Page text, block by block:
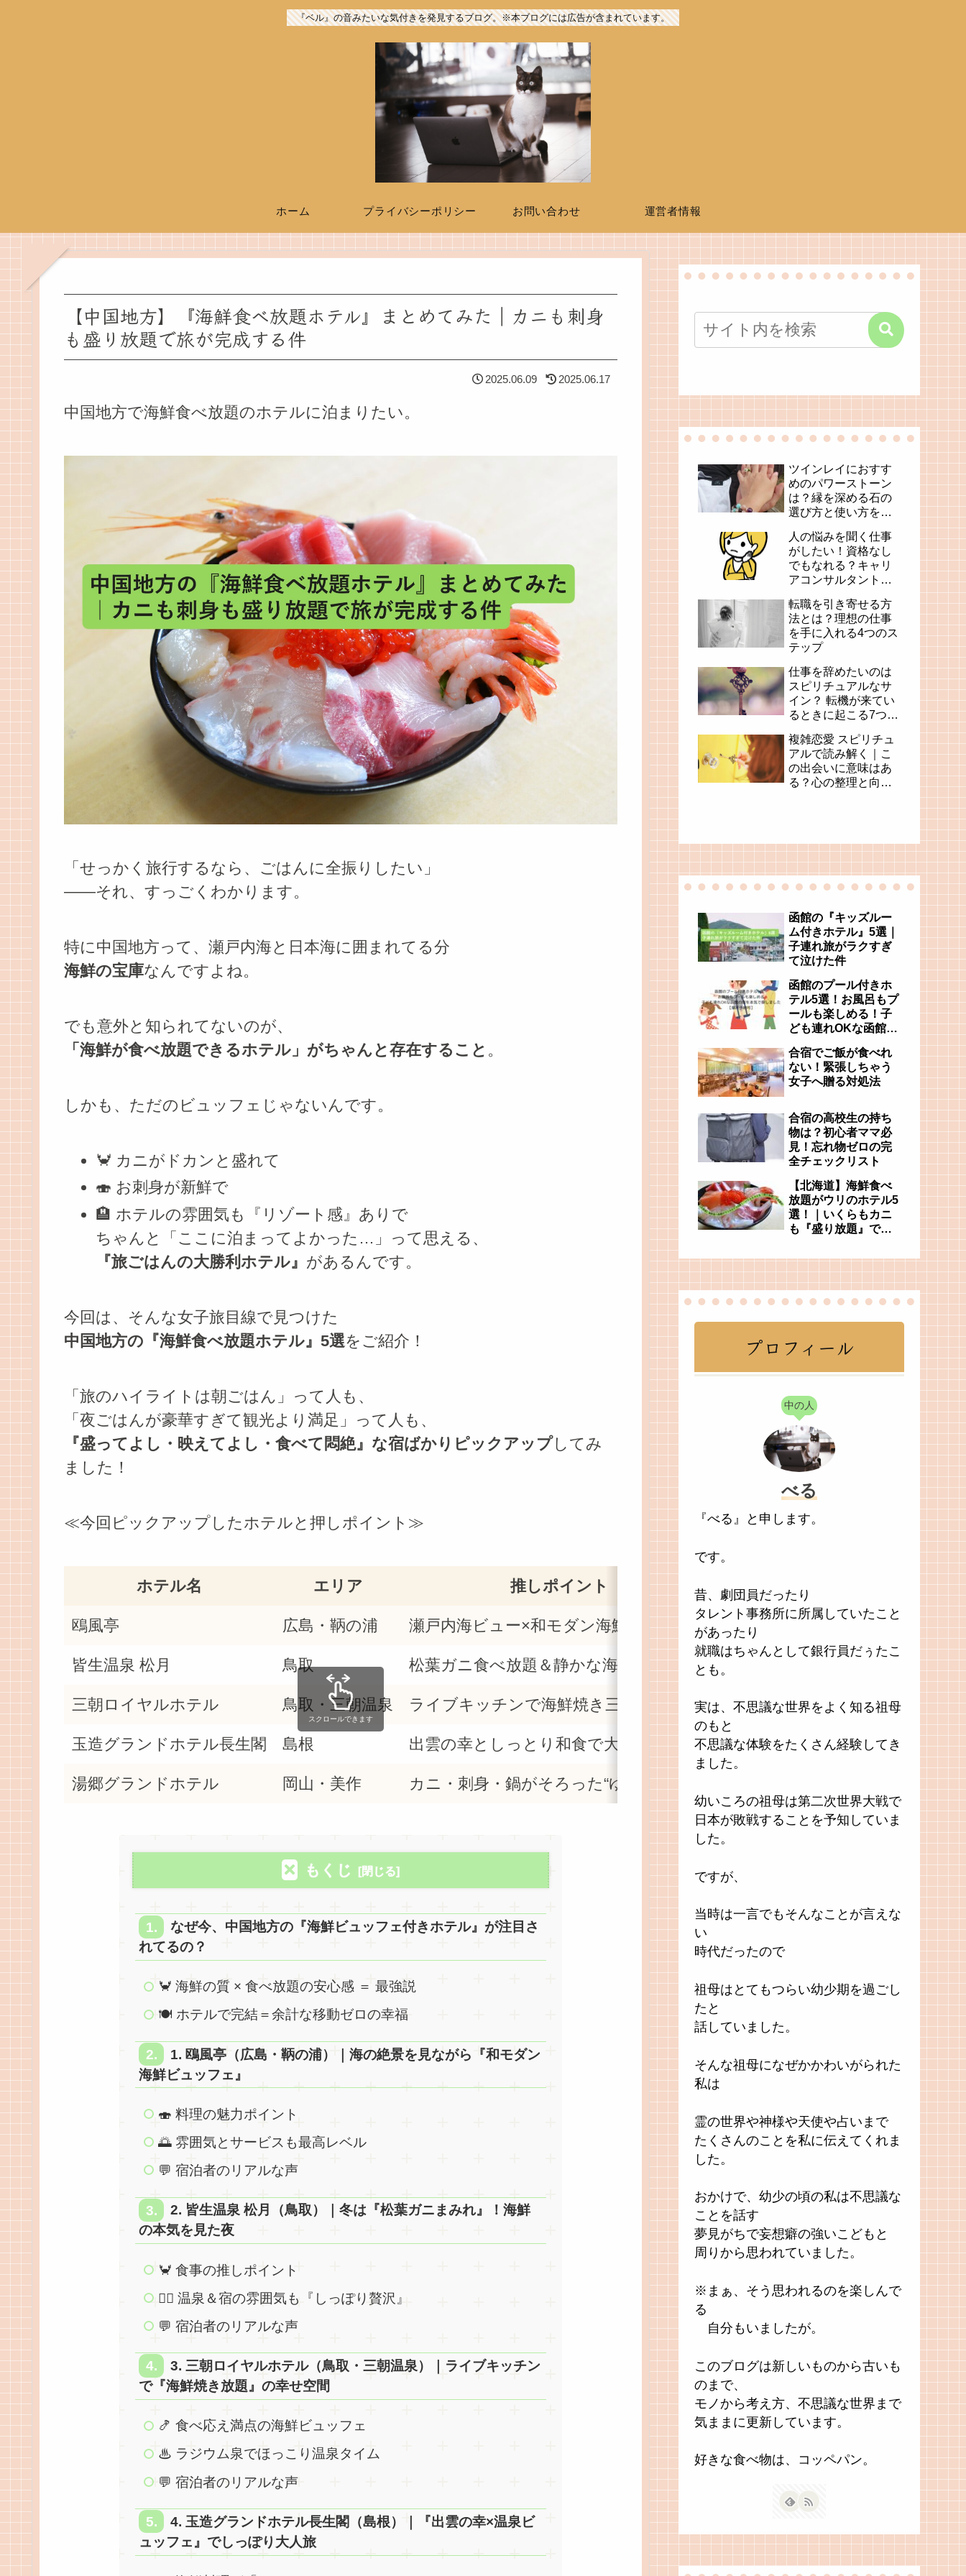
『ベル』の音みたいな気付きを発見するブログ。※本ブログには広告が含まれています。
ホーム プライバシーポリシー お問い合わせ 運営者情報
【中国地方】『海鮮食べ放題ホテル』まとめてみた｜カニも刺身
も盛り放題で旅が完成する件
2025.06.09 2025.06.17
中国地方で海鮮食べ放題のホテルに泊まりたい。
「せっかく旅行するなら、ごはんに全振りしたい」
——それ、すっごくわかります。
特に中国地方って、瀬戸内海と日本海に囲まれてる分
海鮮の宝庫なんですよね。
でも意外と知られてないのが、
「海鮮が食べ放題できるホテル」がちゃんと存在すること 。
しかも、ただのビュッフェじゃないんです。
🦀 カニがドカンと盛れて
🍣 お刺身が新鮮で
🏨 ホテルの雰囲気も『リゾート感』ありで
ちゃんと「ここに泊まってよかった…」って思える、
『旅ごはんの大勝利ホテル』 があるんです。
今回は、そんな女子旅目線で見つけた
中国地方の『海鮮食べ放題ホテル』5選をご紹介！
「旅のハイライトは朝ごはん」って人も、
「夜ごはんが豪華すぎて観光より満足」って人も、
『盛ってよし・映えてよし・食べて悶絶』な宿ばかりピックアップしてみ
ました！
≪今回ピックアップしたホテルと押しポイント≫
ホテル名 エリア 推しポイント
鴎風亭 広島・鞆の浦 瀬戸内海ビュー×和モダン海鮮ビュッフェ
皆生温泉 松月 鳥取 松葉ガニ食べ放題＆静かな海辺ステイ
三朝ロイヤルホテル 鳥取・三朝温泉 ライブキッチンで海鮮焼き三昧
玉造グランドホテル長生閣 島根 出雲の幸としっとり和食で大人旅
湯郷グランドホテル 岡山・美作 カニ・刺身・鍋がそろった“ゆる贅沢”
スクロールできます
もくじ
なぜ今、中国地方の『海鮮ビュッフェ付きホテル』が注目さ
れてるの？
🦀 海鮮の質 × 食べ放題の安心感 ＝ 最強説
🍽 ホテルで完結＝余計な移動ゼロの幸福
1. 鴎風亭（広島・鞆の浦）｜海の絶景を見ながら『和モダン
海鮮ビュッフェ』
🍣 料理の魅力ポイント
🌅 雰囲気とサービスも最高レベル
💬 宿泊者のリアルな声
2. 皆生温泉 松月（鳥取）｜冬は『松葉ガニまみれ』！海鮮
の本気を見た夜
🦀 食事の推しポイント
🧖‍♀️ 温泉＆宿の雰囲気も『しっぽり贅沢』
💬 宿泊者のリアルな声
3. 三朝ロイヤルホテル（鳥取・三朝温泉）｜ライブキッチン
で『海鮮焼き放題』の幸せ空間
🍤 食べ応え満点の海鮮ビュッフェ
♨ ラジウム泉でほっこり温泉タイム
💬 宿泊者のリアルな声
4. 玉造グランドホテル長生閣（島根）｜『出雲の幸×温泉ビ
ュッフェ』でしっぽり大人旅
ツインレイにおすす
めのパワーストーン
は？縁を深める石の
選び方と使い方を解
人の悩みを聞く仕事
がしたい！資格なし
でもなれる？キャリ
アコンサルタントと
転職を引き寄せる方
法とは？理想の仕事
を手に入れる4つのス
テップ
仕事を辞めたいのは
スピリチュアルなサ
イン？ 転機が来てい
るときに起こる7つの
複雑恋愛 スピリチュ
アルで読み解く｜こ
の出会いに意味はあ
る？心の整理と向き
函館の『キッズルー
ム付きホテル』5選｜
子連れ旅がラクすぎ
て泣けた件
函館のプール付きホ
テル5選！お風呂もプ
ールも楽しめる！子
ども連れOKな函館の
た【楽天予約可】
合宿でご飯が食べれ
ない！緊張しちゃう
女子へ贈る対処法
合宿の高校生の持ち
物は？初心者ママ必
見！忘れ物ゼロの完
全チェックリスト
【北海道】海鮮食べ
放題がウリのホテル5
選！｜いくらもカニ
も『盛り放題』で天
プロフィール
中の人
べる
『べる』と申します。
です。
昔、劇団員だったり
タレント事務所に所属していたこと
があったり
就職はちゃんとして銀行員だぅたこ
とも。
実は、不思議な世界をよく知る祖母
のもと
不思議な体験をたくさん経験してき
ました。
幼いころの祖母は第二次世界大戦で
日本が敗戦することを予知していま
した。
ですが、
当時は一言でもそんなことが言えな
い
時代だったので
祖母はとてもつらい幼少期を過ごし
たと
話していました。
そんな祖母になぜかかわいがられた
私は
霊の世界や神様や天使や占いまで
たくさんのことを私に伝えてくれま
した。
おかけで、幼少の頃の私は不思議な
ことを話す
夢見がちで妄想癖の強いこどもと
周りから思われていました。
※まぁ、そう思われるのを楽しんで
る
自分もいましたが。
このブログは新しいものから古いも
のまで、
モノから考え方、不思議な世界まで
気ままに更新しています。
好きな食べ物は、コッペパン。